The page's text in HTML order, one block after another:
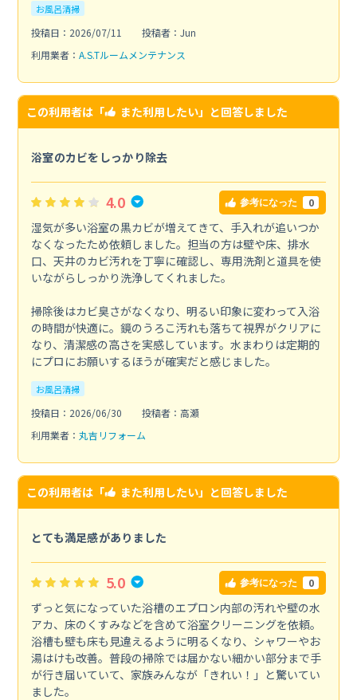
お風呂清掃
投稿日：2026/07/11
投稿者：Jun
利用業者： A.S.Tルームメンテナンス
この利用者は「 また利用したい」と回答しました
浴室のカビをしっかり除去
4.0 参考になった 0
湿気が多い浴室の黒カビが増えてきて、手入れが追いつか
なくなったため依頼しました。担当の方は壁や床、排水
口、天井のカビ汚れを丁寧に確認し、専用洗剤と道具を使
いながらしっかり洗浄してくれました。
掃除後はカビ臭さがなくなり、明るい印象に変わって入浴
の時間が快適に。鏡のうろこ汚れも落ちて視界がクリアに
なり、清潔感の高さを実感しています。水まわりは定期的
にプロにお願いするほうが確実だと感じました。
お風呂清掃
投稿日：2026/06/30
投稿者：高瀬
利用業者： 丸吉リフォーム
この利用者は「 また利用したい」と回答しました
とても満足感がありました
5.0 参考になった 0
ずっと気になっていた浴槽のエプロン内部の汚れや壁の水
アカ、床のくすみなどを含めて浴室クリーニングを依頼。
浴槽も壁も床も見違えるように明るくなり、シャワーやお
湯はけも改善。普段の掃除では届かない細かい部分まで手
が行き届いていて、家族みんなが「きれい！」と驚いてい
ました。